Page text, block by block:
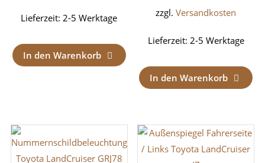
Lieferzeit:2-5 Werktage
In den Warenkorb
zzgl.Versandkosten
Lieferzeit: 2-5 Werktage
In den Warenkorb